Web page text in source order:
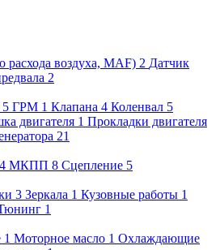
воздуха, MAF) 2 Датчик
2
5 ГРМ 1 Клапана 4 Коленвал 5
двигателя 1 Прокладки двигателя
21
4 МКПП 8 Сцепление 5
3 Зеркала 1 Кузовные работы 1
1
1 Моторное масло 1 Охлаждающие